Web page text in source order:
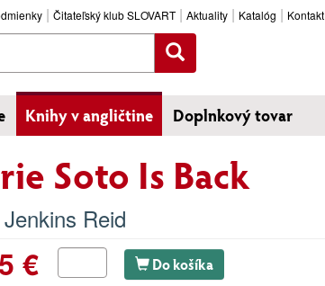
Čitateľský klub SLOVART Aktuality Katalóg Kontakt
Knihy v angličtine Doplnkový tovar
Soto Is Back
Reid
€ Do košíka